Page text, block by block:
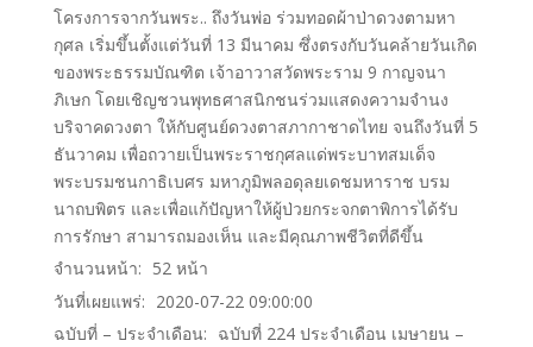
โครงการจากวันพระ.. ถึงวันพ่อ ร่วมทอดผ้าป่าดวงตามหา
กุศล เริ่มขึ้นตั้งแต่วันที่ 13 มีนาคม ซึ่งตรงกับวันคล้ายวันเกิด
ของพระธรรมบัณฑิต เจ้าอาวาสวัดพระราม 9 กาญจนา
ภิเษก โดยเชิญชวนพุทธศาสนิกชนร่วมแสดงความจํานง
บริจาคดวงตา ให้กับศูนย์ดวงตาสภากาชาดไทย จนถึงวันที่ 5
ธันวาคม เพื่อถวายเป็นพระราชกุศลแด่พระบาทสมเด็จ
พระบรมชนกาธิเบศร มหาภูมิพลอดุลยเดชมหาราช บรม
นาถบพิตร และเพื่อแก้ปัญหาให้ผู้ป่วยกระจกตาพิการได้รับ
การรักษา สามารถมองเห็น และมีคุณภาพชีวิตที่ดีขึ้น
จำนวนหน้า: 52 หน้า
วันที่เผยแพร่: 2020-07-22 09:00:00
ฉบับที่ – ประจำเดือน: ฉบับที่ 224 ประจำเดือน เมษายน –